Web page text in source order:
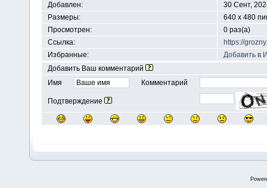
Добавлен:
30 Сент,
Размеры:
640 x 480
Просмотрен:
0 раз(а)
Ссылка:
https://
Избранные:
Добавить в
Добавить Ваш комментарий
Имя
Комментарий
Подтверждение